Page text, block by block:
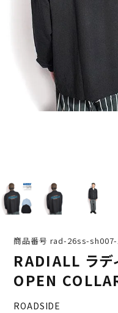
商品番号 rad-26ss-sh007-
RADIALL ラ
OPEN
ROADSIDE